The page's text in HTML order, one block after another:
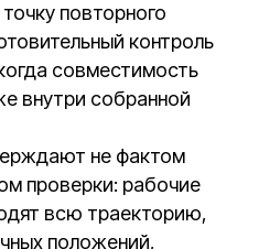
повторного
контроль
совместимость
внутри собранной
не фактом
проверки: рабочие
всю траекторию,
положений,